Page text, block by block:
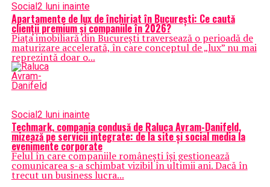
Social2 luni inainte
Apartamente de lux de închiriat în București: Ce caută
clienții premium și companiile în 2026?
Piața imobiliară din București traversează o perioadă de
maturizare accelerată, în care conceptul de „lux” nu mai
reprezintă doar o...
Social2 luni inainte
Techmark, compania condusă de Raluca Avram-Danifeld,
mizează pe servicii integrate: de la site și social media la
evenimente corporate
Felul în care companiile românești își gestionează
comunicarea s-a schimbat vizibil în ultimii ani. Dacă în
trecut un business lucra...